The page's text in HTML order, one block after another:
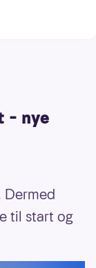
nye
til start og